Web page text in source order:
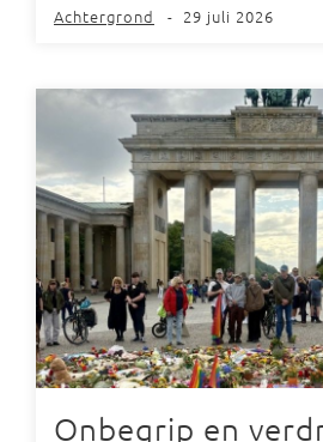
Achtergrond - 29 juli 2026
Onbegrip en